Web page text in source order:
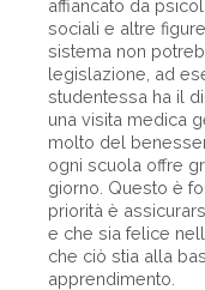
affiancato da
sociali e altre
sistema non
legislazione, ad
studentessa ha il
una visita medica
molto del
ogni scuola offre
giorno. Questo è
priorità è
e che sia felice
che ciò stia alla
apprendimento.